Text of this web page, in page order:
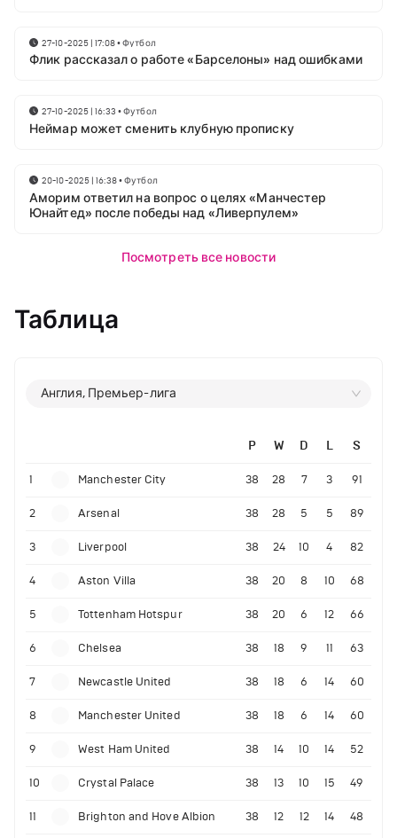
27-10-2025 | 17:08•Футбол
Флик рассказал о работе «Барселоны» над ошибками
27-10-2025 | 16:33 •Футбол
Неймар может сменить клубную прописку
20-10-2025 | 16:38•Футбол
Аморим ответил на вопрос о целях «Манчестер
Юнайтед» после победы над «Ливерпулем»
Посмотреть все новости
Таблица
Англия, Премьер-лига
P W D L S
1 Manchester City 38 28 7 3 91
2 Arsenal 38 28 5 5 89
3 Liverpool 38 24 10 4 82
4 Aston Villa 38 20 8 10 68
5 Tottenham Hotspur 38 20 6 12 66
6 Chelsea 38 18 9 11 63
7 Newcastle United 38 18 6 14 60
8 Manchester United 38 18 6 14 60
9 West Ham United 38 14 10 14 52
10 Crystal Palace 38 13 10 15 49
11 Brighton and Hove Albion 38 12 12 14 48